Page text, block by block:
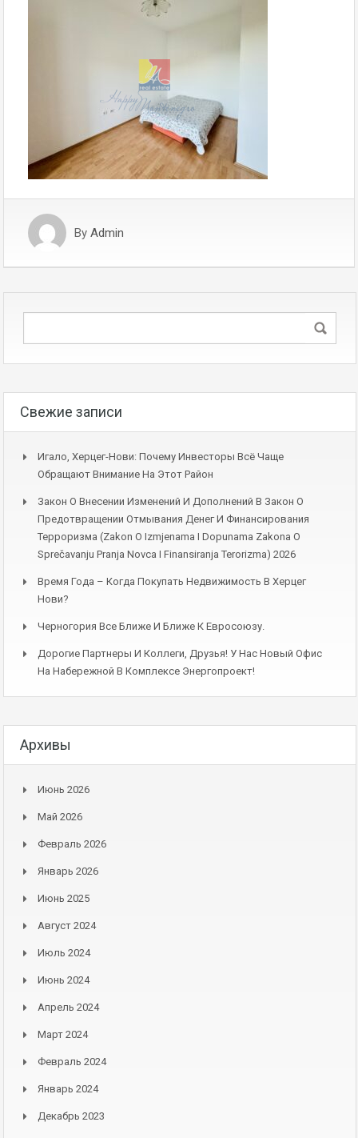
By Admin
Свежие записи
Игало, Херцег-Нови: Почему Инвесторы Всё Чаще
Обращают Внимание На Этот Район
Закон О Внесении Изменений И Дополнений В Закон О
Предотвращении Отмывания Денег И Финансирования
Терроризма (Zakon O Izmjenama I Dopunama Zakona O
Sprečavanju Pranja Novca I Finansiranja Terorizma) 2026
Время Года – Когда Покупать Недвижимость В Херцег
Нови?
Черногория Все Ближе И Ближе К Евросоюзу.
Дорогие Партнеры И Коллеги, Друзья! У Нас Новый Офис
На Набережной В Комплексе Энергопроект!
Архивы
Июнь 2026
Май 2026
Февраль 2026
Январь 2026
Июнь 2025
Август 2024
Июль 2024
Июнь 2024
Апрель 2024
Март 2024
Февраль 2024
Январь 2024
Декабрь 2023